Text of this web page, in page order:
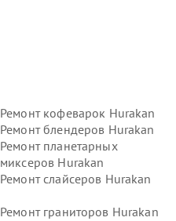
Ремонт кофеварок Hurakan
Ремонт блендеров Hurakan
Ремонт планетарных
миксеров Hurakan
Ремонт слайсеров Hurakan
Ремонт граниторов Hurakan